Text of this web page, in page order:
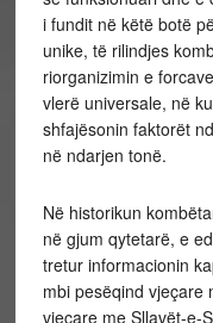
i fundit në këtë botë
unike, të rilindjes
riorganizimin e
vlerë universale, në
shfajësonin faktorët
në ndarjen tonë.
Në historikun
në gjum qytetarë, e
tretur informacionin
mbi pesëqind vjeçare
vjeçare me Sllavët-e-